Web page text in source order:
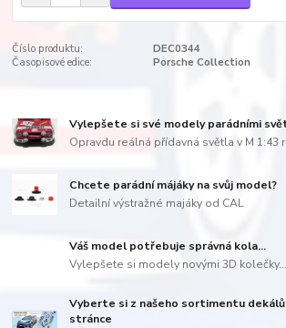
Číslo produktu:
DEC0344
Časopisové edice:
Porsche Collection
Vylepšete si své modely parádními
Opravdu reálná přídavná světla v M 1:43
Chcete parádní májáky na svůj model?
Detailní výstražné majáky od CAL
Váš model potřebuje správná kola...
Vylepšete si modely novými 3D kolečky...
Vyberte si z našeho sortimentu
stránce